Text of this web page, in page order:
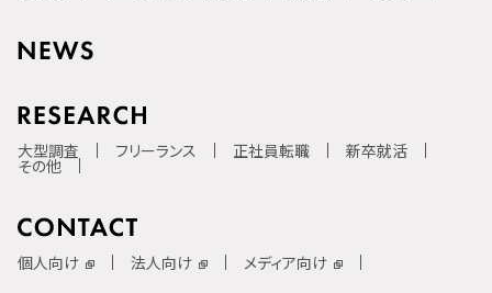
大型調査 フリーランス 正社員転職 新卒就活
その他
個人向け 法人向け メディア向け